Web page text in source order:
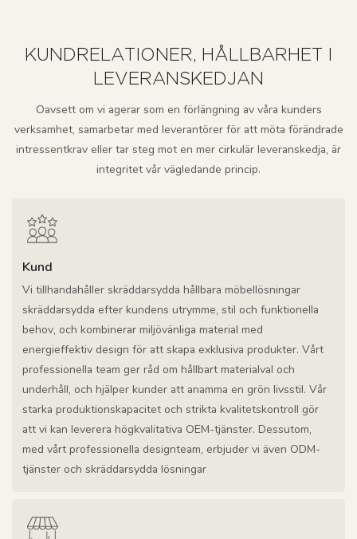
KUNDRELATIONER, HÅLLBARHET I
LEVERANSKEDJAN
Oavsett om vi agerar som en förlängning av våra kunders
verksamhet, samarbetar med leverantörer för att möta förändrade
intressentkrav eller tar steg mot en mer cirkulär leveranskedja, är
integritet vår vägledande princip.
Kund
Vi tillhandahåller skräddarsydda hållbara möbellösningar
skräddarsydda efter kundens utrymme, stil och funktionella
behov, och kombinerar miljövänliga material med
energieffektiv design för att skapa exklusiva produkter. Vårt
professionella team ger råd om hållbart materialval och
underhåll, och hjälper kunder att anamma en grön livsstil. Vår
starka produktionskapacitet och strikta kvalitetskontroll gör
att vi kan leverera högkvalitativa OEM-tjänster. Dessutom,
med vårt professionella designteam, erbjuder vi även ODM-
tjänster och skräddarsydda lösningar